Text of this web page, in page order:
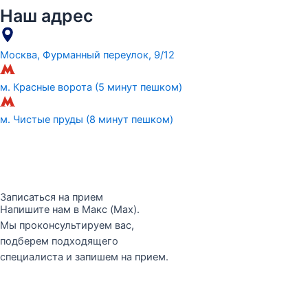
Наш адрес
Москва, Фурманный переулок, 9/12
м. Красные ворота (5 минут пешком)
м. Чистые пруды (8 минут пешком)
Записаться на прием
Напишите нам в Макс (Max).
Мы проконсультируем вас,
подберем подходящего
специалиста и запишем на прием.